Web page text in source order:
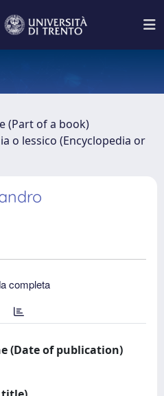
(Part of a book)
o lessico (Encyclopedia or
completa
(Date of publication)